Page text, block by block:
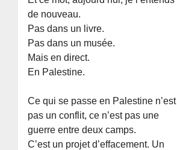
de nouveau.
Pas dans un livre.
Pas dans un musée.
Mais en direct.
En Palestine.
Ce qui se passe en Palestine n’est
pas un conflit, ce n’est pas une
guerre entre deux camps.
C’est un projet d’effacement. Un